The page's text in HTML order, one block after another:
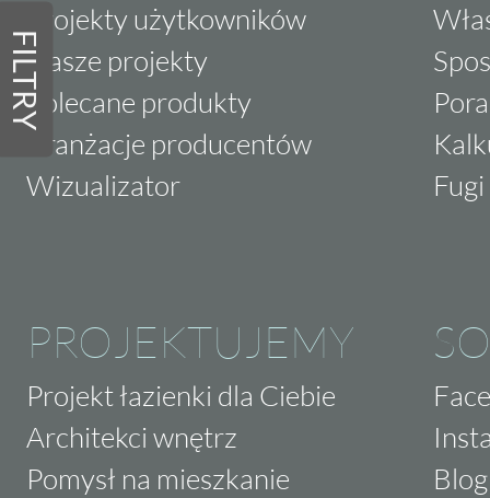
FILTRY
Projekty użytkowników
Nasze projekty
Polecane produkty
Aranżacje producentów
Wizualizator
PROJEKTUJEMY
Projekt łazienki dla Ciebie
Architekci wnętrz
Pomysł na mieszkanie
Blog